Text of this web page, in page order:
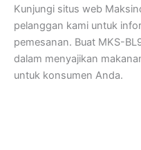
Kunjungi situs web
pelanggan kami untuk
pemesanan. Buat MKS-
dalam menyajikan
untuk konsumen Anda.